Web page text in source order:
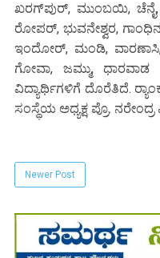
ಖರಗ್‌ಪುರ್, ಮುಂಬಯಿ, ಚೆನೈ,
ರೋಪರ್, ಭುವನೇಶ್ವರ,
ಇಂದೋರ್, ಮಂಡಿ, ವಾರಣಾಸಿ,
ಗೋವಾ, ಜಮ್ಮು,
ವಿದ್ಯಾರ್ಥಿಗಳಿಗೆ ದೊರೆತಿದೆ.
ಸಂಸ್ಥೆಯ ಅಧ್ಯಕ್ಷ ಪ್ರೊ.
Newer Post